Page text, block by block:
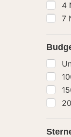
4
7